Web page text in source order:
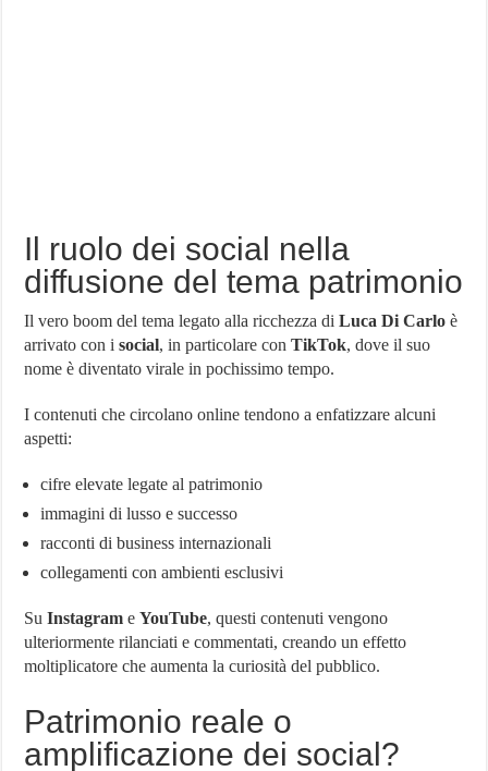
Il ruolo dei social nella
diffusione del tema patrimonio
Il vero boom del tema legato alla ricchezza diLuca Di Carlo è
arrivato con isocial, in particolare conTikTok, dove il suo
nome è diventato virale in pochissimo tempo.
I contenuti che circolano online tendono a enfatizzare alcuni
aspetti:
cifre elevate legate al patrimonio
immagini di lusso e successo
racconti di business internazionali
collegamenti con ambienti esclusivi
SuInstagram eYouTube, questi contenuti vengono
ulteriormente rilanciati e commentati, creando un effetto
moltiplicatore che aumenta la curiosità del pubblico.
Patrimonio reale o
amplificazione dei social?